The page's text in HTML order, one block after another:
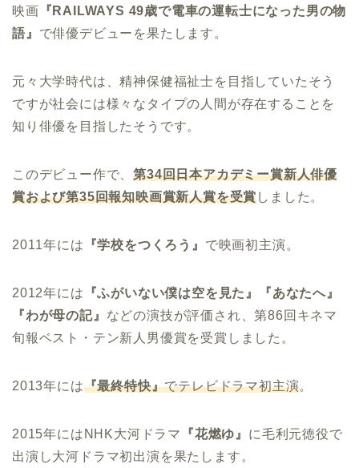
映画 『RAILWAYS 49歳で電車の運転士になった男の物
語』 で俳優デビューを果たします。
元々大学時代は、精神保健福祉士を目指していたそう
ですが社会には様々なタイプの人間が存在することを
知り俳優を目指したそうです。
このデビュー作で、第34回日本アカデミー賞新人俳優
賞および第35回報知映画賞新人賞を受賞しました。
2011年には 『学校をつくろう』 で映画初主演。
2012年には 『ふがいない僕は空を見た』『あなたへ』
『わが母の記』 などの演技が評価され、第86回キネマ
旬報ベスト・テン新人男優賞を受賞しました。
2013年には『最終特快』でテレビドラマ初主演。
2015年にはNHK大河ドラマ 『花燃ゆ』 に毛利元徳役で
出演し大河ドラマ初出演を果たします。